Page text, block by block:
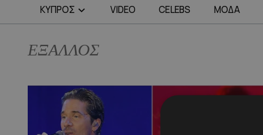
ΚΥΠΡΟΣ VIDEO CELEBS ΜΟΔΑ
ΕΞΑΛΛΟΣ